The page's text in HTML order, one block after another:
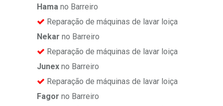
Hama no Barreiro
Reparação de máquinas de lavar loiça
Nekar no Barreiro
Reparação de máquinas de lavar loiça
Junex no Barreiro
Reparação de máquinas de lavar loiça
Fagor no Barreiro